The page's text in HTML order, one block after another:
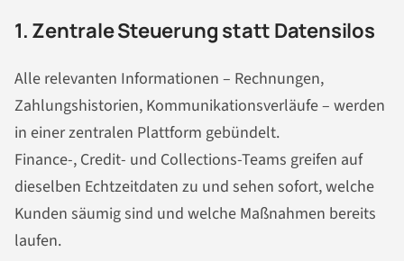
1. Zentrale Steuerung statt Datensilos
Alle relevanten Informationen – Rechnungen,
Zahlungshistorien, Kommunikationsverläufe – werden
in einer zentralen Plattform gebündelt.
Finance-, Credit- und Collections-Teams greifen auf
dieselben Echtzeitdaten zu und sehen sofort, welche
Kunden säumig sind und welche Maßnahmen bereits
laufen.